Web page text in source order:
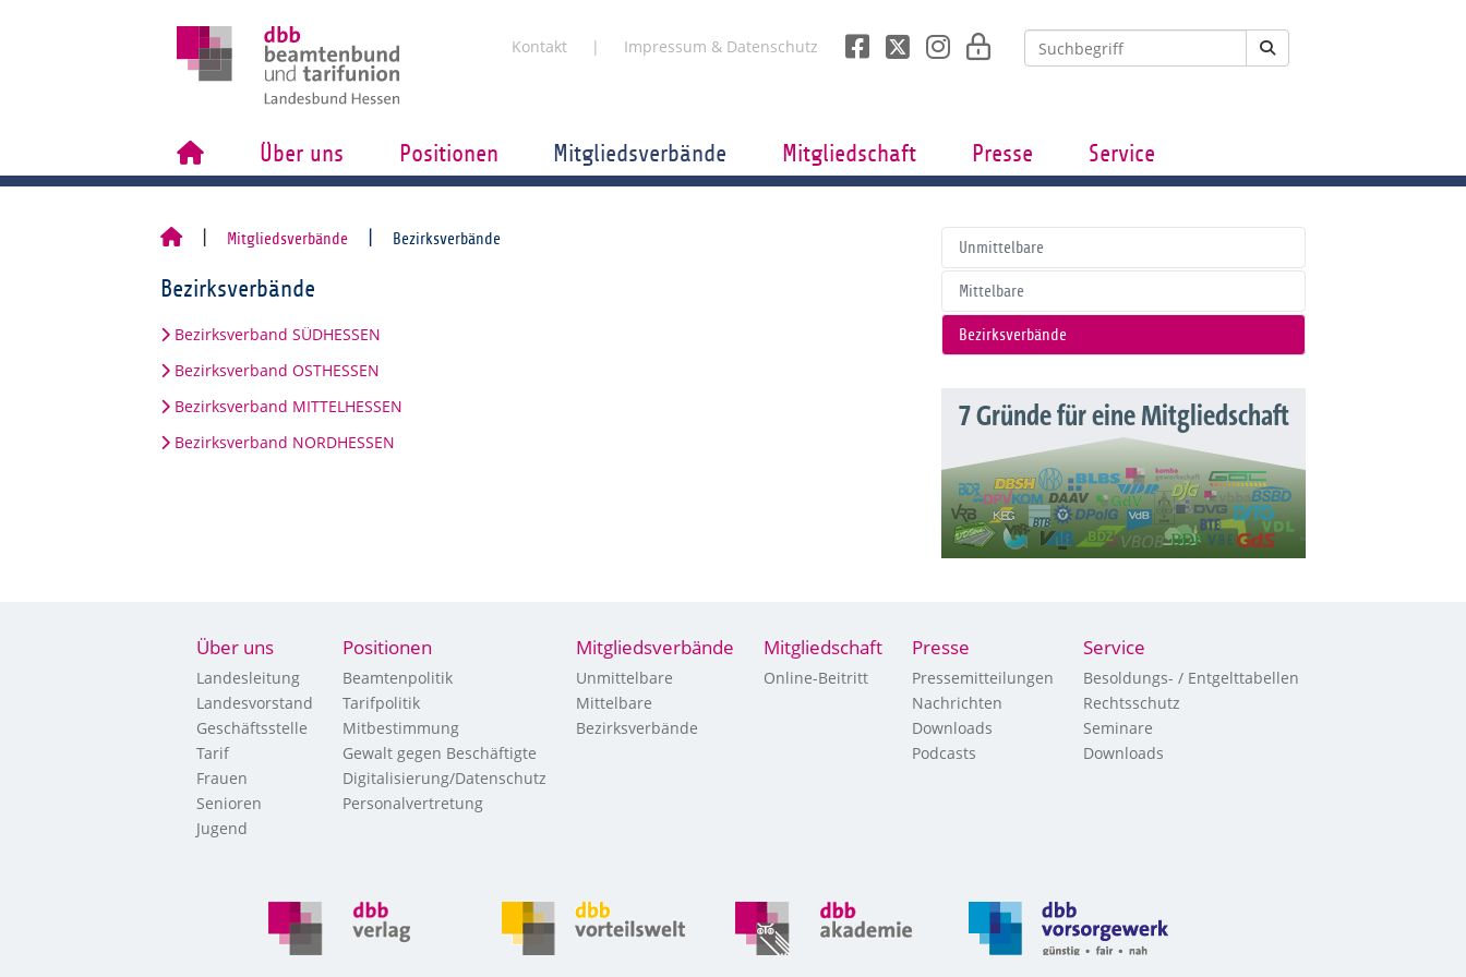
Kontakt Impressum & Datenschutz
Über uns Positionen Mitgliedsverbände Mitgliedschaft Presse Service
Mitgliedsverbände Bezirksverbände
Bezirksverbände
Bezirksverband SÜDHESSEN
Bezirksverband OSTHESSEN
Bezirksverband MITTELHESSEN
Bezirksverband NORDHESSEN
Unmittelbare
Mittelbare
Bezirksverbände
7 Gründe für eine Mitgliedschaft
Über uns
Landesleitung
Landesvorstand
Geschäftsstelle
Tarif
Frauen
Senioren
Jugend
Positionen
Beamtenpolitik
Tarifpolitik
Mitbestimmung
Gewalt gegen Beschäftigte
Digitalisierung/Datenschutz
Personalvertretung
Mitgliedsverbände
Unmittelbare
Mittelbare
Bezirksverbände
Mitgliedschaft
Online-Beitritt
Presse
Pressemitteilungen
Nachrichten
Downloads
Podcasts
Service
Besoldungs- / Entgelttabellen
Rechtsschutz
Seminare
Downloads